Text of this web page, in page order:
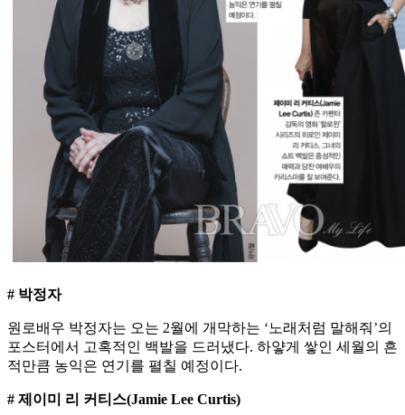
# 박정자
원로배우 박정자는 오는 2월에 개막하는 ‘노래처럼 말해줘’의
포스터에서 고혹적인 백발을 드러냈다. 하얗게 쌓인 세월의 흔
적만큼 농익은 연기를 펼칠 예정이다.
# 제이미 리 커티스(Jamie Lee Curtis)